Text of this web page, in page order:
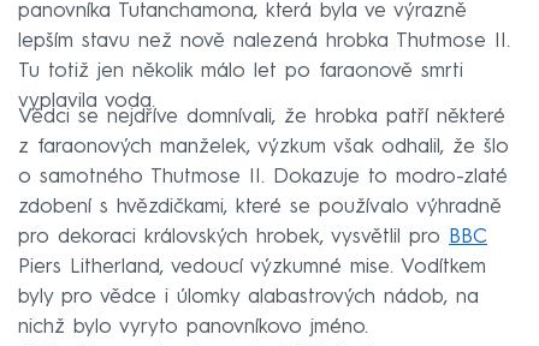
panovníka Tutanchamona, která byla ve výrazně
lepším stavu než nově nalezená hrobka Thutmose II.
Tu totiž jen několik málo let po faraonově smrti
vyplavila voda.
Vědci se nejdříve domnívali, že hrobka patří některé
z faraonových manželek, výzkum však odhalil, že šlo
o samotného Thutmose II. Dokazuje to modro-zlaté
zdobení s hvězdičkami, které se používalo výhradně
pro dekoraci královských hrobek, vysvětlil pro BBC
Piers Litherland, vedoucí výzkumné mise. Vodítkem
byly pro vědce i úlomky alabastrových nádob, na
nichž bylo vyryto panovníkovo jméno.